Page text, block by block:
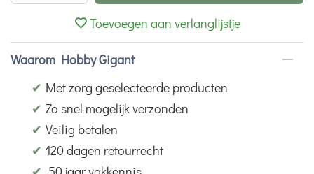
Toevoegen aan verlanglijstje
Waarom Hobby Gigant
✔ Met zorg geselecteerde producten
✔ Zo snel mogelijk verzonden
✔ Veilig betalen
✔ 120 dagen retourrecht